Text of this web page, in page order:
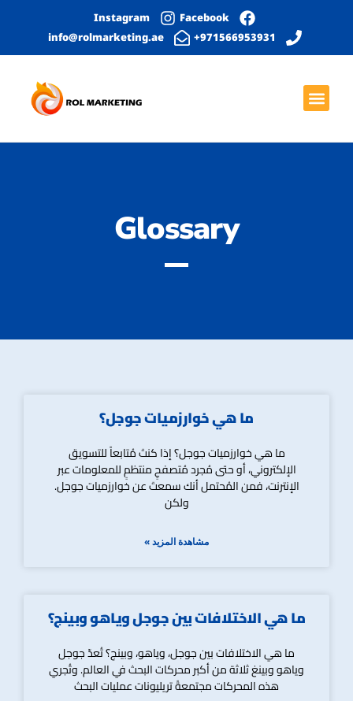
Facebook
Instagram
971566953931+
info@rolmarketing.ae
Glossary
ما هي خوارزميات جوجل؟
ما هي خوارزميات جوجل؟ إذا كنتَ مُتابعاً للتسويق
الإلكتروني، أو حتى مُجرد مُتصفحٍ منتظمٍ للمعلومات عبر
الإنترنت، فمن المُحتمل أنك سمعتَ عن خوارزميات جوجل.
ولكن
مشاهدة المزيد »
ما هي الاختلافات بين جوجل وياهو وبينج؟
ما هي الاختلافات بين جوجل، وياهو، وبينج؟ تُعدّ جوجل
وياهو وبينغ ثلاثة من أكبر محركات البحث في العالم. وتُجري
هذه المحركات مجتمعةً تريليونات عمليات البحث